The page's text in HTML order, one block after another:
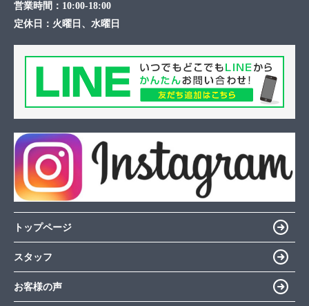
営業時間： 10:00-18:00
定休日： 火曜日、水曜日
トップページ
スタッフ
お客様の声